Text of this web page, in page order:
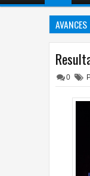
AVANCES
con IA para
0